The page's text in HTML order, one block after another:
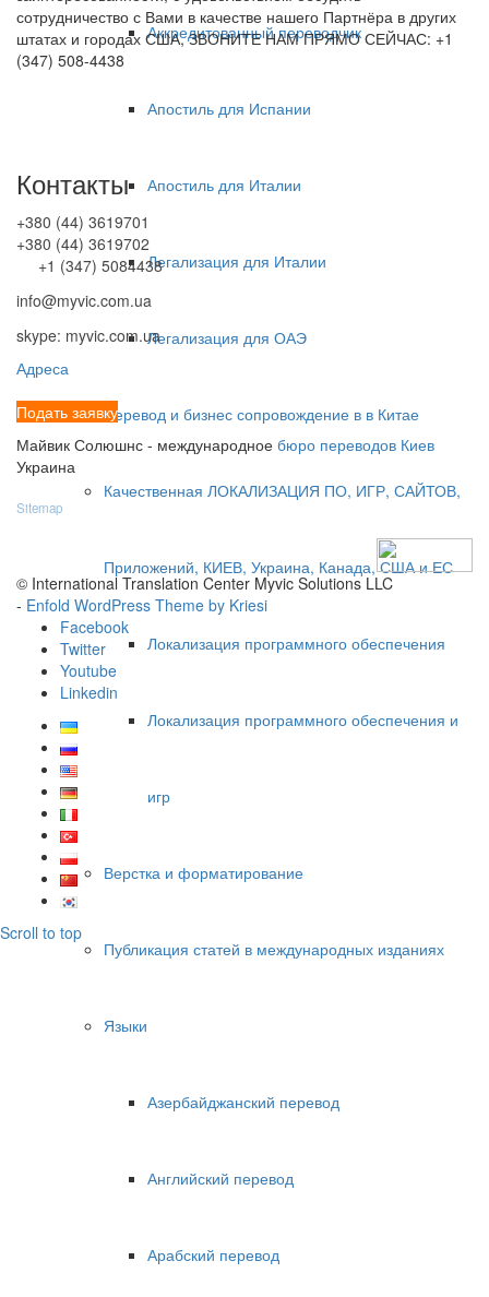
Аккредитованный переводчик
Апостиль для Испании
Апостиль для Италии
Легализация для Италии
Легализация для ОАЭ
Перевод и бизнес сопровождение в в Китае
Качественная ЛОКАЛИЗАЦИЯ ПО, ИГР, САЙТОВ,
Приложений, КИЕВ, Украина, Канада, США и ЕС
Локализация программного обеспечения
Локализация программного обеспечения и
игр
Верстка и форматирование
Публикация статей в международных изданиях
Языки
Азербайджанский перевод
Английский перевод
Арабский перевод
сотрудничество с Вами в качестве нашего Партнёра в других
штатах и городах США, ЗВОНИТЕ НАМ ПРЯМО СЕЙЧАС: +1
(347) 508-4438
Контакты
+380 (44) 3619701
+380 (44) 3619702
+1 (347) 5084438
info@myvic.com.ua
skype: myvic.com.ua
Адреса
Подать заявку
Майвик Солюшнс - международное бюро переводов Киев
Украина
Sitemap
© International Translation Center Myvic Solutions LLC
- Enfold WordPress Theme by Kriesi
Facebook
Twitter
Youtube
Linkedin
Scroll to top